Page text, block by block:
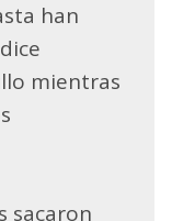
han
mientras
sacaron